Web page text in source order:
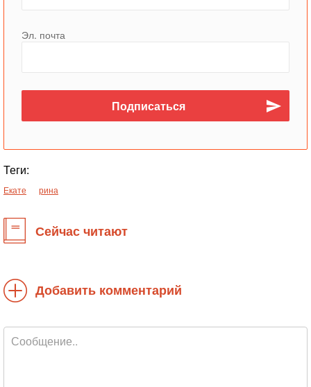
Эл. почта
Теги:
Екате рина
Сейчас читают
Добавить комментарий